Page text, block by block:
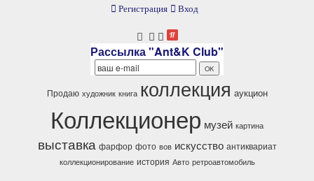
Регистрация
Вход
Рассылка "Ant&K Club"
Продаю художник книга коллекция аукцион
Коллекционер музей картина
выставка фарфор фото вов искусство антиквариат
коллекционирование история Авто ретроавтомобиль